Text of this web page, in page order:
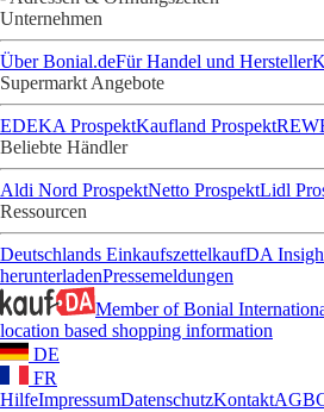
Unternehmen
Über Bonial.deFür Handel und Hersteller
Supermarkt Angebote
EDEKA ProspektKaufland Prospekt
Beliebte Händler
Aldi Nord ProspektNetto ProspektLidl
Ressourcen
Deutschlands EinkaufszettelkaufDA
herunterladenPressemeldungen
Member of Bonial
location based shopping information
DE
FR
HilfeImpressumDatenschutzKontaktAGB